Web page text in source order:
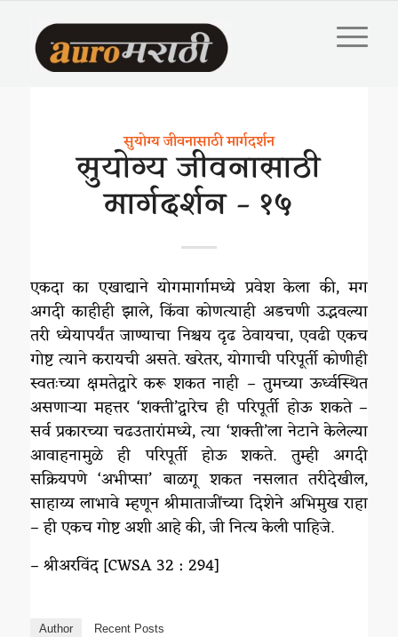
सुयोग्य जीवनासाठी मार्गदर्शन
सुयोग्य जीवनासाठी
मार्गदर्शन – १५
एकदा का एखाद्याने योगमार्गामध्ये प्रवेश केला की, मग
अगदी काहीही झाले, किंवा कोणत्याही अडचणी उद्भवल्या
तरी ध्येयापर्यंत जाण्याचा निश्चय दृढ ठेवायचा, एवढी एकच
गोष्ट त्याने करायची असते. खरेतर, योगाची परिपूर्ती कोणीही
स्वतःच्या क्षमतेद्वारे करू शकत नाही – तुमच्या ऊर्ध्वस्थित
असणाऱ्या महत्तर ‘शक्ती’द्वारेच ही परिपूर्ती होऊ शकते –
सर्व प्रकारच्या चढउतारांमध्ये, त्या ‘शक्ती’ला नेटाने केलेल्या
आवाहनामुळे ही परिपूर्ती होऊ शकते. तुम्ही अगदी
सक्रियपणे ‘अभीप्सा’ बाळगू शकत नसलात तरीदेखील,
साहाय्य लाभावे म्हणून श्रीमाताजींच्या दिशेने अभिमुख राहा
– ही एकच गोष्ट अशी आहे की, जी नित्य केली पाहिजे.
– श्रीअरविंद [CWSA 32 : 294]
Author Recent Posts